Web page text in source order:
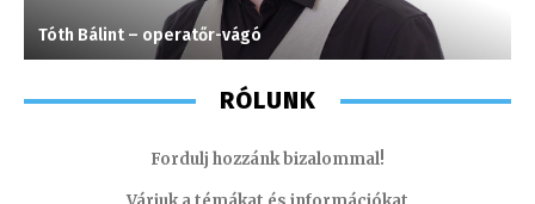
Tóth Bálint – operatőr-vágó
RÓLUNK
Fordulj hozzánk bizalommal!